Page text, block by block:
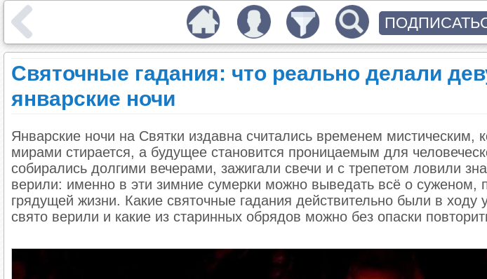
Святочные гадания: что реально делали
январские ночи
Январские ночи на Святки издавна считались временем мистическим,
мирами стирается, а будущее становится проницаемым для
собирались долгими вечерами, зажигали свечи и с трепетом ловили
верили: именно в эти зимние сумерки можно выведать всё о суженом,
грядущей жизни. Какие святочные гадания действительно были в ходу
свято верили и какие из старинных обрядов можно без опаски